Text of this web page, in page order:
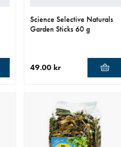
Science Selective Naturals
Garden Sticks 60 g
49.00 kr